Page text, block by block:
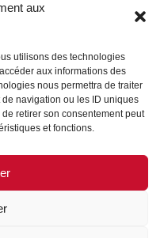
aux
utilisons des technologies
aux informations des
nous permettra de traiter
navigation ou les ID uniques
retirer son consentement peut
et fonctions.
PLV
: FORMES &